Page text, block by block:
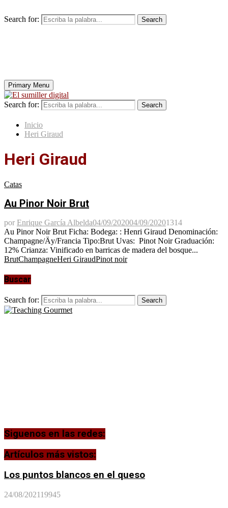
Search for: Search
Primary Menu
Search for: Search
Inicio
Heri Giraud
Heri Giraud
Catas
Au Pinor Noir Brut
por Enrique García Albelda04/09/202004/09/20201314
Au Pinor Noir Brut Ficha: Bodega: : Henri Giraud Denominación:
Champagne/Äy/Francia Tipo:Brut Uvas: Pinot Noir Graduación:
12% Crianza: Vinificado en barricas de madera del bosque...
BrutChampagneHeri GiraudPinot noir
Buscar
Search for: Search
Siguenos en las redes:
Artículos más vistos:
Los puntos blancos en el queso
24/08/202119945